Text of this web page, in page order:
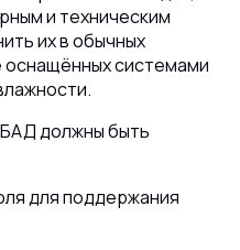
и техническим
их в обычных
оснащённых системами
должны быть
для поддержания